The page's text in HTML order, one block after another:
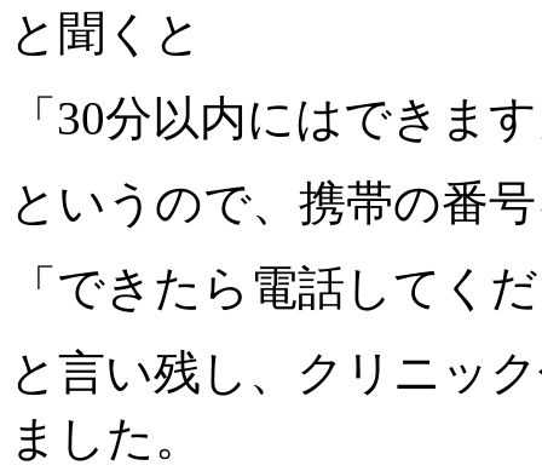
と聞くと
「30分以内にはできま
というので、携帯の番
「できたら電話してく
と言い残し、クリニッ
ました。